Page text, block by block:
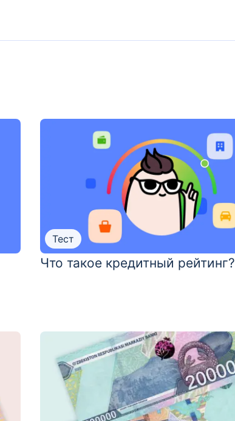
Тест
Что такое кредитный рейтинг?